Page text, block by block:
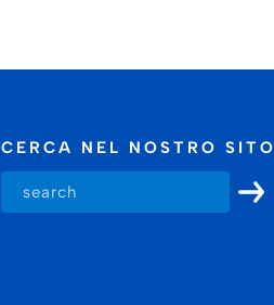
CERCA NEL NOSTRO SITO